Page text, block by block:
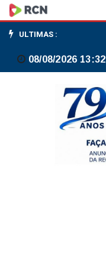
Moraes
abre
ação
Bolsonaro
ULTIMAS :
08/08/2026 13:32